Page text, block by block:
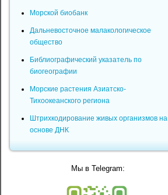
Морской биобанк
Дальневосточное малакологическое
общество
Библиографический указатель по
биогеографии
Морские растения Азиатско-
Тихоокеанского региона
Штрихкодирование живых организмов на
основе ДНК
Мы в Telegram: